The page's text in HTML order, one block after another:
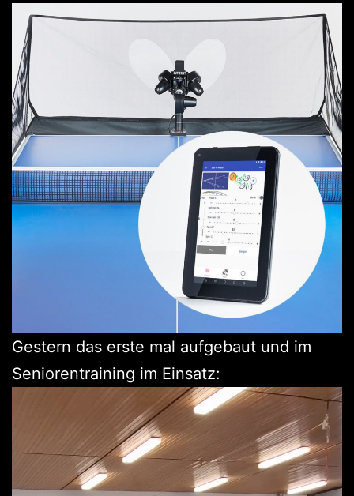
Gestern das erste mal aufgebaut und im
Seniorentraining im Einsatz: